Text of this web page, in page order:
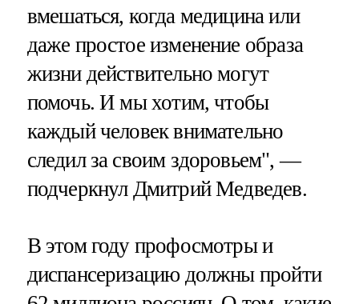
вмешаться, когда медицина или
даже простое изменение образа
жизни действительно могут
помочь. И мы хотим, чтобы
каждый человек внимательно
следил за своим здоровьем", —
подчеркнул Дмитрий Медведев.
В этом году профосмотры и
диспансеризацию должны пройти